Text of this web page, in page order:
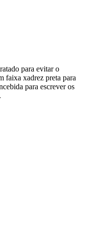
para evitar o
faixa xadrez preta para
para escrever os